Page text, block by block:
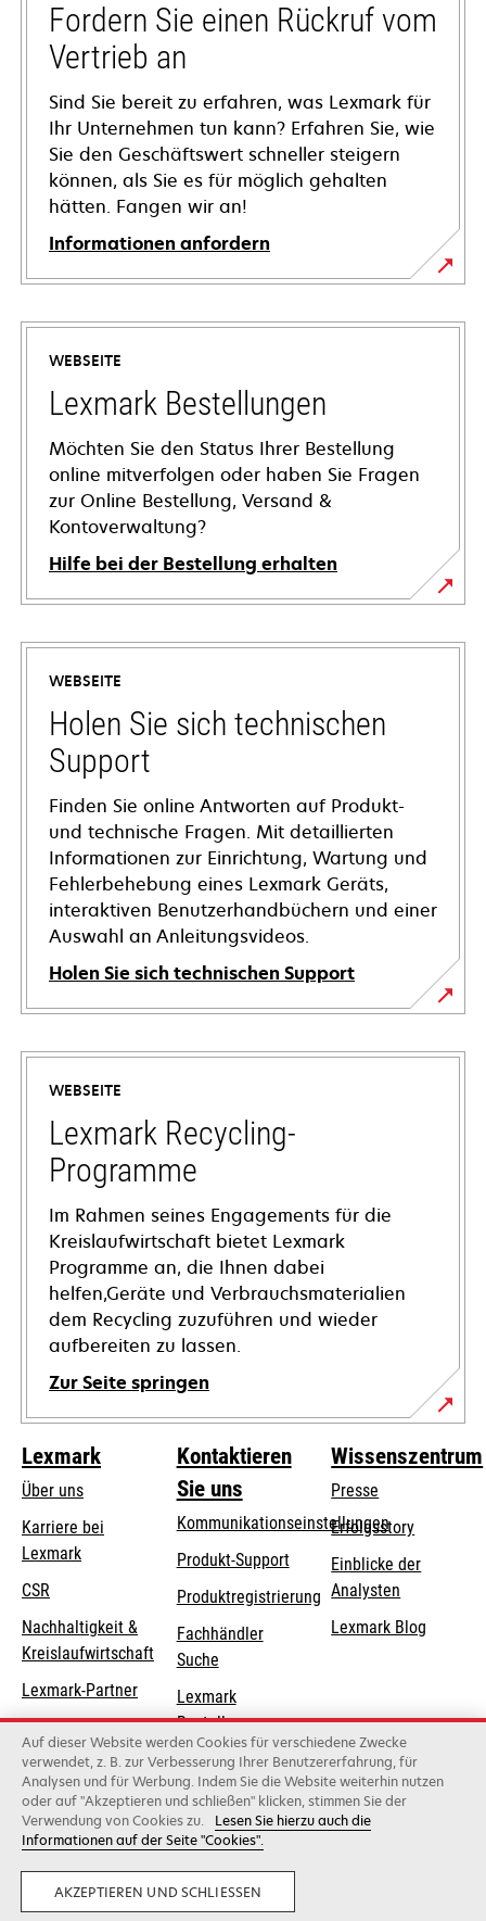
Fordern Sie einen Rückruf vom
Vertrieb an
Sind Sie bereit zu erfahren, was Lexmark für
Ihr Unternehmen tun kann? Erfahren Sie, wie
Sie den Geschäftswert schneller steigern
können, als Sie es für möglich gehalten
hätten. Fangen wir an!
Informationen anfordern
WEBSEITE
Lexmark Bestellungen
Möchten Sie den Status Ihrer Bestellung
online mitverfolgen oder haben Sie Fragen
zur Online Bestellung, Versand &
Kontoverwaltung?
Hilfe bei der Bestellung erhalten
WEBSEITE
Holen Sie sich technischen
Support
Finden Sie online Antworten auf Produkt-
und technische Fragen. Mit detaillierten
Informationen zur Einrichtung, Wartung und
Fehlerbehebung eines Lexmark Geräts,
interaktiven Benutzerhandbüchern und einer
Auswahl an Anleitungsvideos.
Holen Sie sich technischen Support
wird
in
neuen
Registerkarte
geöffnet
WEBSEITE
Lexmark Recycling-
Programme
Im Rahmen seines Engagements für die
Kreislaufwirtschaft bietet Lexmark
Programme an, die Ihnen dabei
helfen,Geräte und Verbrauchsmaterialien
dem Recycling zuzuführen und wieder
aufbereiten zu lassen.
Zur Seite springen
Lexmark
Über uns
Karriere bei
Lexmark
CSR
Nachhaltigkeit &
Kreislaufwirtschaft
Lexmark-Partner
Kontaktieren
Sie uns
Kommunikationseinstellungen
wird
in
einer
neuen
Registerkarte
geöffnet
Produkt-Supportwird
einer
neuen
Produktregistrierung
Fachhändler
Suche
Lexmark
Bestellungen
Lexmark
Distributoren
Wissenszentrum
Presse
Erfolgsstory
Einblicke der
Analysten
Lexmark Blog
Lexmark International, Inc., ein Unternehmen von Xerox
©2026 Alle Rechte vorbehalten.
Privatsphäre Geschäftsbedingungen
Auf dieser Website werden Cookies für verschiedene Zwecke
verwendet, z. B. zur Verbesserung Ihrer Benutzererfahrung, für
Analysen und für Werbung. Indem Sie die Website weiterhin nutzen
oder auf "Akzeptieren und schließen" klicken, stimmen Sie der
Verwendung von Cookies zu.
Lesen Sie hierzu auch die
Informationen auf der Seite "Cookies".
AKZEPTIEREN UND SCHLIESSEN